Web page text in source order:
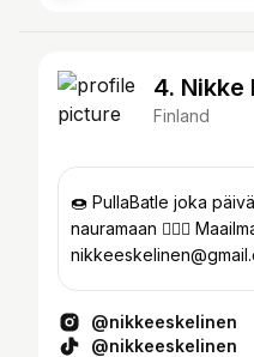
4. Nikke
Finland
🍩 PullaBatle joka
nauramaan 🧔🏻‍♂️
@nikkeeskelinen
@nikkeeskelinen